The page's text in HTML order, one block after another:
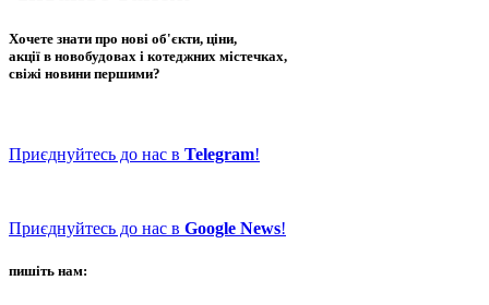
Хочете знати про нові об'єкти, ціни,
акції в новобудовах і котеджних містечках,
свіжі новини першими?
Приєднуйтесь до нас в Telegram!
Приєднуйтесь до нас в Google News!
пишіть нам: